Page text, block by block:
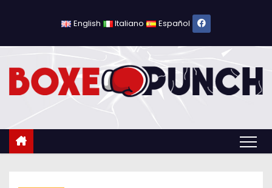
c
English Italiano Español